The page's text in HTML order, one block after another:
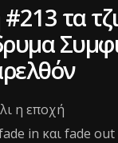
τα
η εποχή
in και fade out